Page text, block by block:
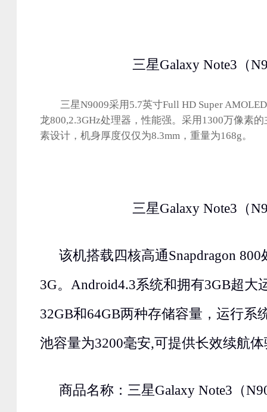
三星Galaxy Note3（
三星N9009采用5.7英寸Full HD Super
龙800,2.3GHz处理器，性能强。采用1300万像素
素设计，机身厚度仅仅为8.3mm，重量为168g。
三星Galaxy Note3（
该机搭载四核高通Snapdragon
3G。Android4.3系统和拥有3GB超大
32GB和64GB两种存储容量，运行系
池容量为3200毫安,可提供长效续航
商品名称：三星Galaxy Note3（